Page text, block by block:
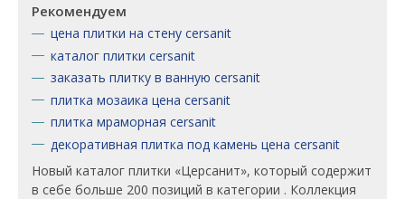
Рекомендуем
цена плитки на стену cersanit
каталог плитки cersanit
заказать плитку в ванную cersanit
плитка мозаика цена cersanit
плитка мраморная cersanit
декоративная плитка под камень цена cersanit
Новый каталог плитки «Церсанит», который содержит
в себе больше 200 позиций в категории . Коллекция